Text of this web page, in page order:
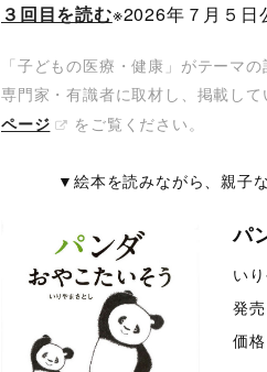
３回目を読む※2026年７月５日
「子どもの医療・健康」がテーマ
専門家・有識者に取材し、掲載し
ページ
をご覧ください。
▼絵本を読みながら、親子
パ
い
発
価格